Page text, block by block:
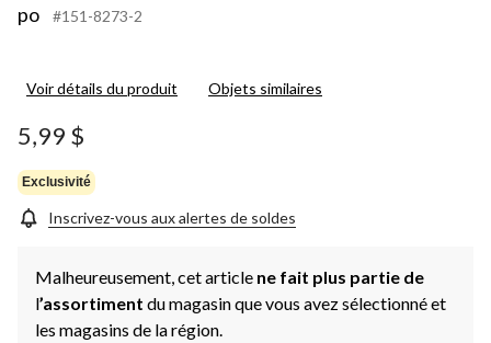
po
#151-8273-2
Voir détails du produit Objets similaires
5,99 $
Exclusivité
Inscrivez-vous aux alertes de soldes
Malheureusement, cet article ne fait plus partie de
l’assortiment du magasin que vous avez sélectionné et
les magasins de la région.